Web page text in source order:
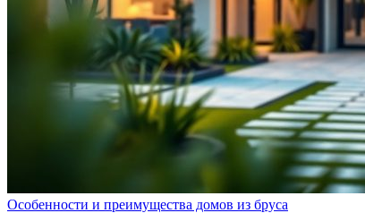
Особенности и преимущества домов из бруса